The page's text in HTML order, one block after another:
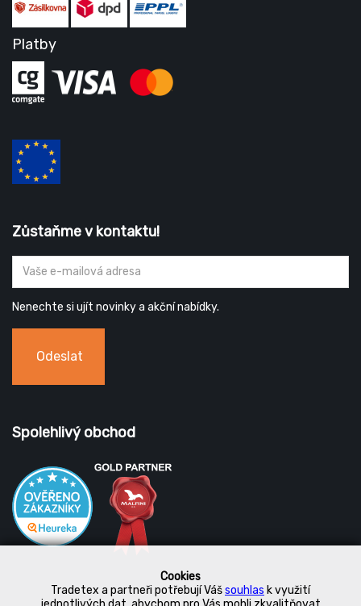
Cookies
Tradetex a partneři potřebují Vášsouhlas k využití
Platby
Zůstaňme v kontaktu!
Nenechte si ujít novinky a akční nabídky.
Odeslat
Spolehlivý obchod